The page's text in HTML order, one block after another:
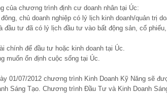
của chương trình định cư doanh nhân tại Úc:
đông, chủ doanh nghiệp có lý lịch kinh doanh/quản trị
đầu tư đã có lý lịch đầu tư vào bất động sản, cổ
chính để đầu tư hoặc kinh doanh tại Úc.
muốn ổn định cuộc sống tại Úc.
01/07/2012 chương trình Kinh Doanh Kỹ Năng sẽ
Sáng Tạo. Chương trình Đầu Tư và Kinh Doanh